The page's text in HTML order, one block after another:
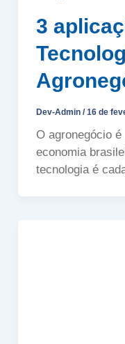
3
Dev-Admin /16 de
O agronegócio
economia
tecnologia é